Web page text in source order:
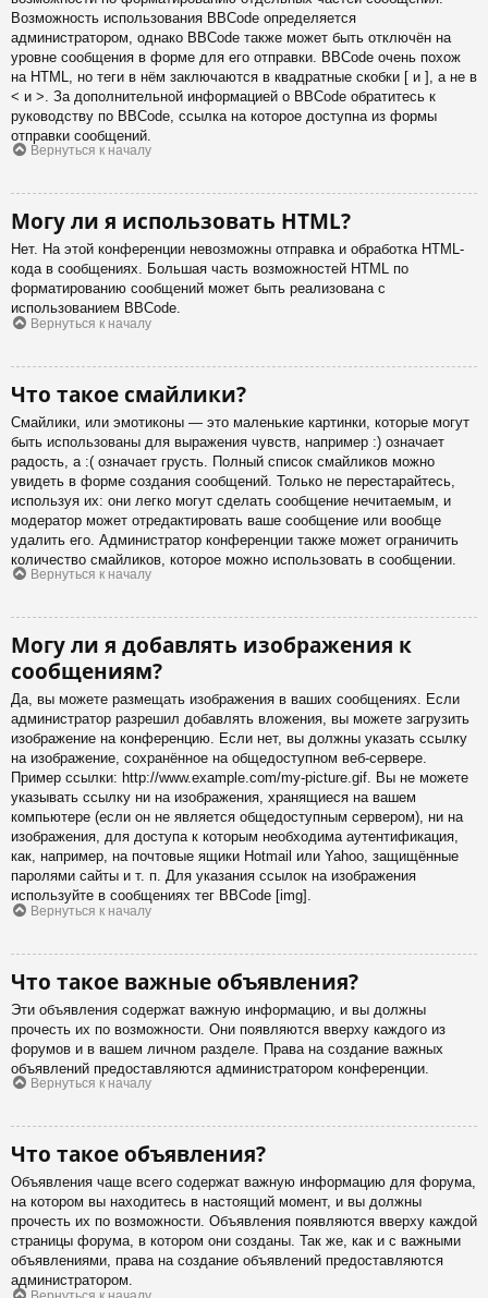
Возможность использования BBCode определяется
администратором, однако BBCode также может быть отключён на
уровне сообщения в форме для его отправки. BBCode очень похож
на HTML, но теги в нём заключаются в квадратные скобки [ и ], а не в
< и >. За дополнительной информацией о BBCode обратитесь к
руководству по BBCode, ссылка на которое доступна из формы
отправки сообщений.
Вернуться к началу
Могу ли я использовать HTML?
Нет. На этой конференции невозможны отправка и обработка HTML-
кода в сообщениях. Большая часть возможностей HTML по
форматированию сообщений может быть реализована с
использованием BBCode.
Вернуться к началу
Что такое смайлики?
Смайлики, или эмотиконы — это маленькие картинки, которые могут
быть использованы для выражения чувств, например :) означает
радость, а :( означает грусть. Полный список смайликов можно
увидеть в форме создания сообщений. Только не перестарайтесь,
используя их: они легко могут сделать сообщение нечитаемым, и
модератор может отредактировать ваше сообщение или вообще
удалить его. Администратор конференции также может ограничить
количество смайликов, которое можно использовать в сообщении.
Вернуться к началу
Могу ли я добавлять изображения к
сообщениям?
Да, вы можете размещать изображения в ваших сообщениях. Если
администратор разрешил добавлять вложения, вы можете загрузить
изображение на конференцию. Если нет, вы должны указать ссылку
на изображение, сохранённое на общедоступном веб-сервере.
Пример ссылки: http://www.example.com/my-picture.gif. Вы не можете
указывать ссылку ни на изображения, хранящиеся на вашем
компьютере (если он не является общедоступным сервером), ни на
изображения, для доступа к которым необходима аутентификация,
как, например, на почтовые ящики Hotmail или Yahoo, защищённые
паролями сайты и т. п. Для указания ссылок на изображения
используйте в сообщениях тег BBCode [img].
Вернуться к началу
Что такое важные объявления?
Эти объявления содержат важную информацию, и вы должны
прочесть их по возможности. Они появляются вверху каждого из
форумов и в вашем личном разделе. Права на создание важных
объявлений предоставляются администратором конференции.
Вернуться к началу
Что такое объявления?
Объявления чаще всего содержат важную информацию для форума,
на котором вы находитесь в настоящий момент, и вы должны
прочесть их по возможности. Объявления появляются вверху каждой
страницы форума, в котором они созданы. Так же, как и с важными
объявлениями, права на создание объявлений предоставляются
администратором.